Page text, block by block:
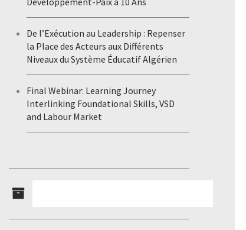
De l’Exécution au Leadership : Repenser
la Place des Acteurs aux Différents
Niveaux du Système Éducatif Algérien
Final Webinar: Learning Journey
Interlinking Foundational Skills, VSD
and Labour Market